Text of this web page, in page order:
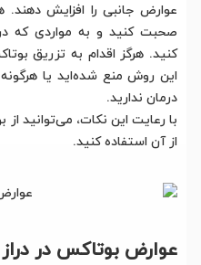
عوارض جانبی را افزایش دهند.
صحبت کنید و به مواردی که
کنید. هرگز اقدام به تزریق
این روش منع شده‌اید یا
درمان ندارید.
با رعایت این نکات، می‌توانید
از آن استفاده کنید.
عوارض بوتاکس در